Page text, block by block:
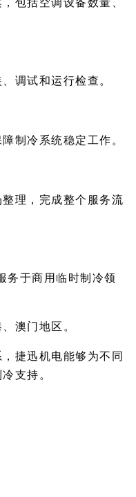
调试和运行检查。
制冷系统稳定工作。
理，完成整个服务流
务于商用临时制冷领
澳门地区。
捷迅机电能够为不同
支持。